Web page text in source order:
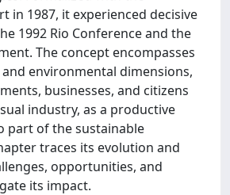
in 1987, it experienced decisive
1992 Rio Conference and the
The concept encompasses
environmental dimensions,
businesses, and citizens
industry, as a productive
part of the sustainable
traces its evolution and
opportunities, and
its impact.